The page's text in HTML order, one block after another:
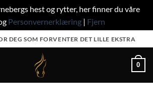
hest og rytter, her finner du våre
Personvernerklæring| Fjern
DEG SOM FORVENTER DET LILLE EKSTRA
0